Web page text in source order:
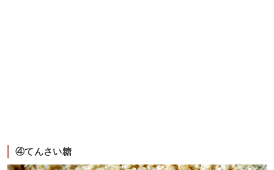
④てんさい糖